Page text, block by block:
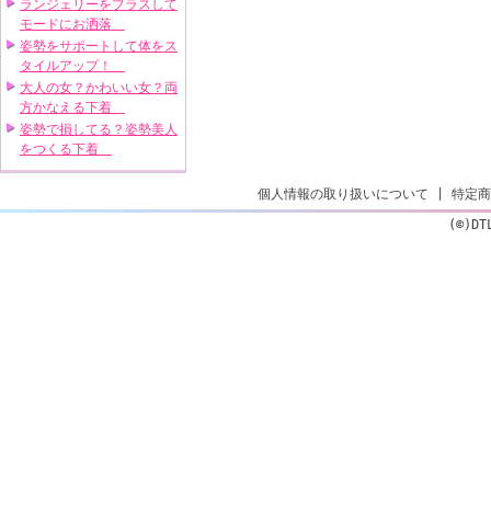
ランジェリーをプラスして
モードにお洒落
姿勢をサポートして体をス
タイルアップ！
大人の女？かわいい女？両
方かなえる下着
姿勢で損してる？姿勢美人
をつくる下着
個人情報の取り扱いについて
特定